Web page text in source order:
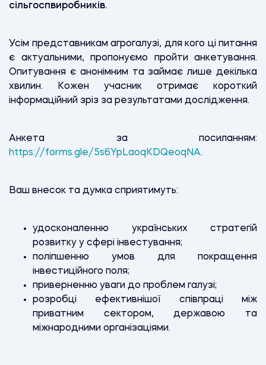
сільгоспвиробників.
Усім представникам агрогалузі, для кого ці питання
є актуальними, пропонуємо пройти анкетування.
Опитування є анонімним та займає лише декілька
хвилин. Кожен учасник отримає короткий
інформаційний зріз за результатами дослідження.
Анкета за посиланням:
https://forms.gle/5s6YpLaoqKDQeoqNA.
Ваш внесок та думка сприятимуть:
удосконаленню українських стратегій
розвитку у сфері інвестування;
поліпшенню умов для покращення
інвестиційного поля;
приверненню уваги до проблем галузі;
розробці ефективнішої співпраці між
приватним сектором, державою та
міжнародними організаціями.